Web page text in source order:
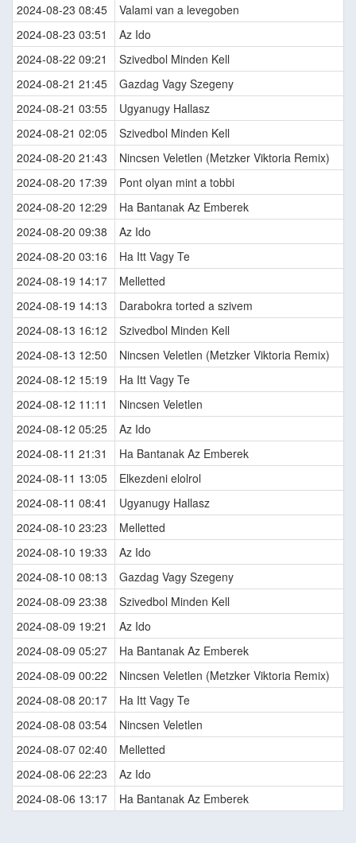
2024-08-23 08:45
Valami van a levegoben
2024-08-23 03:51
Az Ido
2024-08-22 09:21
Szivedbol Minden Kell
2024-08-21 21:45
Gazdag Vagy Szegeny
2024-08-21 03:55
Ugyanugy Hallasz
2024-08-21 02:05
Szivedbol Minden Kell
2024-08-20 21:43
Nincsen Veletlen (Metzker Viktoria Remix)
2024-08-20 17:39
Pont olyan mint a tobbi
2024-08-20 12:29
Ha Bantanak Az Emberek
2024-08-20 09:38
Az Ido
2024-08-20 03:16
Ha Itt Vagy Te
2024-08-19 14:17
Melletted
2024-08-19 14:13
Darabokra torted a szivem
2024-08-13 16:12
Szivedbol Minden Kell
2024-08-13 12:50
Nincsen Veletlen (Metzker Viktoria Remix)
2024-08-12 15:19
Ha Itt Vagy Te
2024-08-12 11:11
Nincsen Veletlen
2024-08-12 05:25
Az Ido
2024-08-11 21:31
Ha Bantanak Az Emberek
2024-08-11 13:05
Elkezdeni elolrol
2024-08-11 08:41
Ugyanugy Hallasz
2024-08-10 23:23
Melletted
2024-08-10 19:33
Az Ido
2024-08-10 08:13
Gazdag Vagy Szegeny
2024-08-09 23:38
Szivedbol Minden Kell
2024-08-09 19:21
Az Ido
2024-08-09 05:27
Ha Bantanak Az Emberek
2024-08-09 00:22
Nincsen Veletlen (Metzker Viktoria Remix)
2024-08-08 20:17
Ha Itt Vagy Te
2024-08-08 03:54
Nincsen Veletlen
2024-08-07 02:40
Melletted
2024-08-06 22:23
Az Ido
2024-08-06 13:17
Ha Bantanak Az Emberek